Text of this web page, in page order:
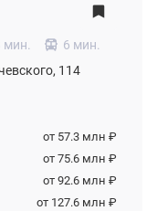
мин.
6 мин.
114
от 57.3 млн ₽
от 75.6 млн ₽
от 92.6 млн ₽
от 127.6 млн ₽